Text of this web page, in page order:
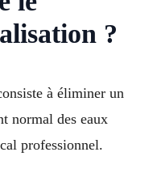
?
à éliminer un
normal des eaux
professionnel.